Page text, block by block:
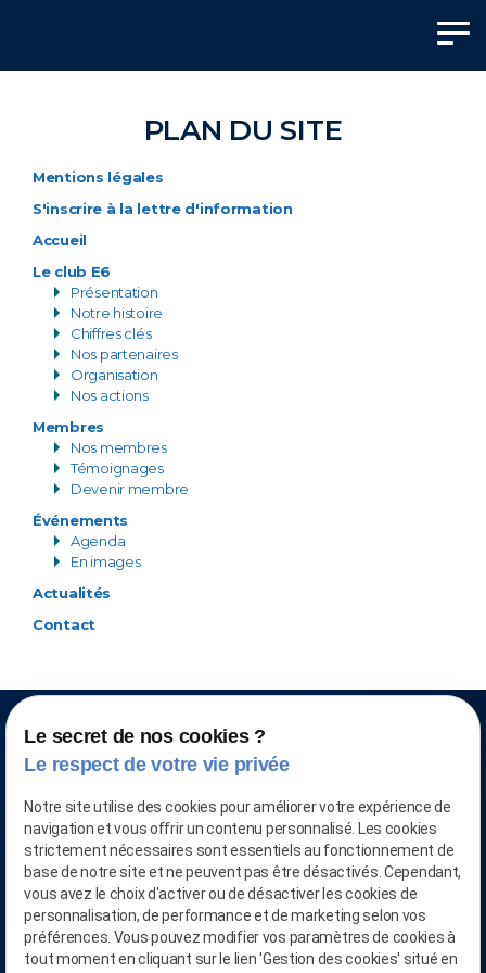
PLAN DU SITE
Mentions légales
S'inscrire à la lettre d'information
Accueil
Le club E6
Présentation
Notre histoire
Chiffres clés
Nos partenaires
Organisation
Nos actions
Membres
Nos membres
Témoignages
Devenir membre
Événements
Agenda
En images
Actualités
Contact
CONTACTEZ-NOUS AU
03.28.04.05.90
Le secret de nos cookies ?
Le respect de votre vie privée
Notre site utilise des cookies pour améliorer votre expérience de
navigation et vous offrir un contenu personnalisé. Les cookies
strictement nécessaires sont essentiels au fonctionnement de
base de notre site et ne peuvent pas être désactivés. Cependant,
vous avez le choix d'activer ou de désactiver les cookies de
personnalisation, de performance et de marketing selon vos
préférences. Vous pouvez modifier vos paramètres de cookies à
tout moment en cliquant sur le lien 'Gestion des cookies' situé en